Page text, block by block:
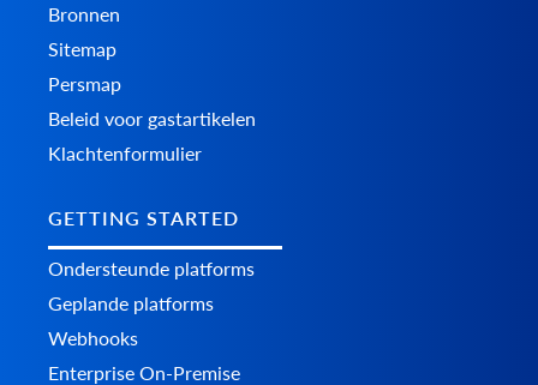
Bronnen
Sitemap
Persmap
Beleid voor gastartikelen
Klachtenformulier
GETTING STARTED
Ondersteunde platforms
Geplande platforms
Webhooks
Enterprise On-Premise